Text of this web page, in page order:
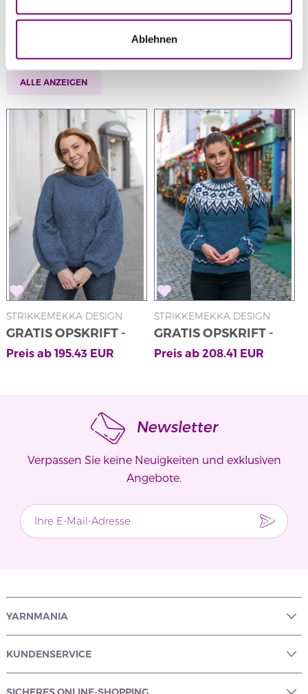
Ablehnen
Weitere Stricksets in dieser Garnfarbe ansehen
ALLE ANZEIGEN
STRIKKEMEKKA DESIGN
GRATIS OPSKRIFT -
Lotta Genser av SD
Preis ab 195.43EUR
STRIKKEMEKKA DESIGN
GRATIS OPSKRIFT -
Lilje Genser av SD
Preis ab 208.41 EUR
Newsletter
Verpassen Sie keine Neuigkeiten und exklusiven
Angebote.
YARNMANIA
KUNDENSERVICE